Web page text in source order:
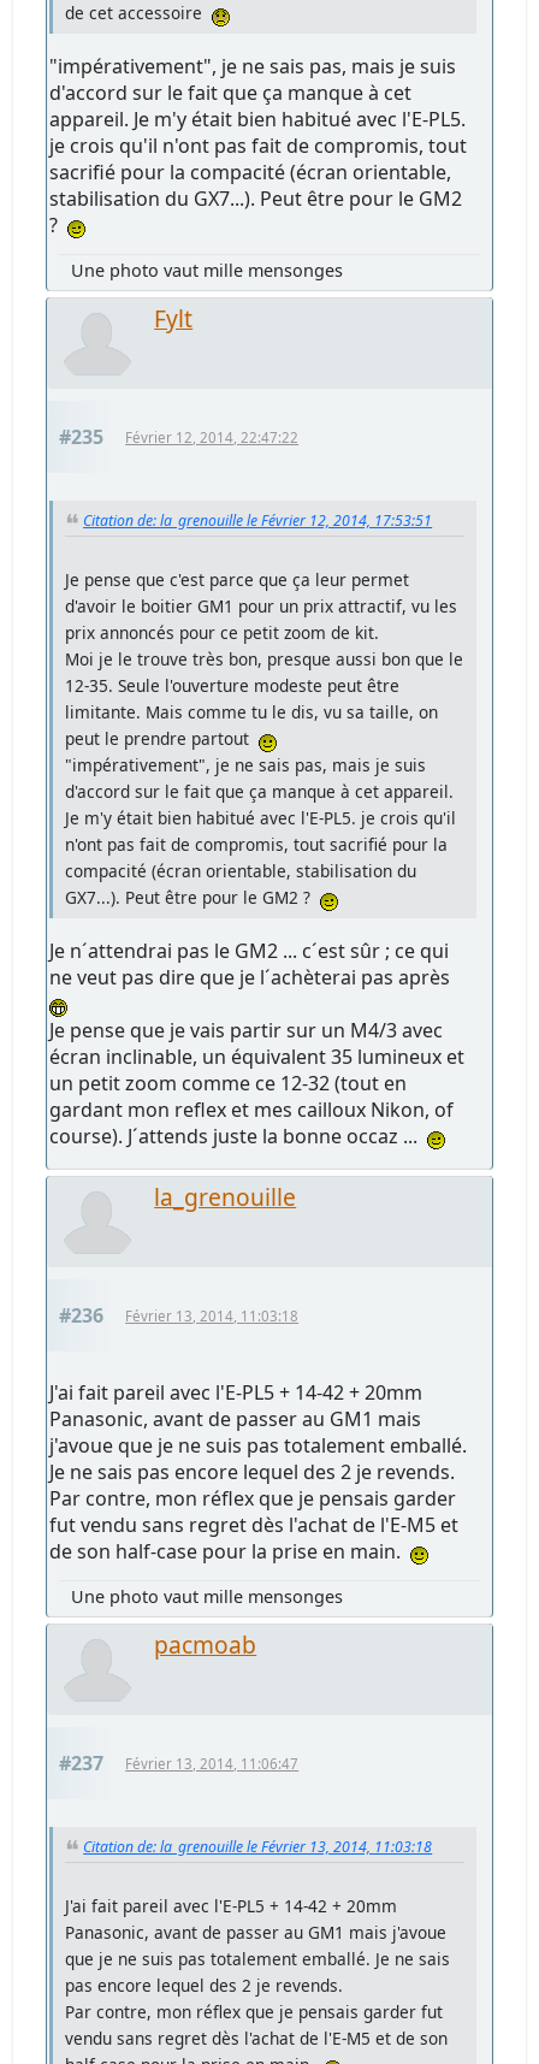
de cet accessoire
"impérativement", je ne sais pas, mais je suis
d'accord sur le fait que ça manque à cet
appareil. Je m'y était bien habitué avec l'E-PL5.
je crois qu'il n'ont pas fait de compromis, tout
sacrifié pour la compacité (écran orientable,
stabilisation du GX7...). Peut être pour le GM2
?
Une photo vaut mille mensonges
Fylt
#235 Février 12, 2014, 22:47:22
Citation de: la_grenouille le Février 12, 2014, 17:53:51
Je pense que c'est parce que ça leur permet
d'avoir le boitier GM1 pour un prix attractif, vu les
prix annoncés pour ce petit zoom de kit.
Moi je le trouve très bon, presque aussi bon que le
12-35. Seule l'ouverture modeste peut être
limitante. Mais comme tu le dis, vu sa taille, on
peut le prendre partout
"impérativement", je ne sais pas, mais je suis
d'accord sur le fait que ça manque à cet appareil.
Je m'y était bien habitué avec l'E-PL5. je crois qu'il
n'ont pas fait de compromis, tout sacrifié pour la
compacité (écran orientable, stabilisation du
GX7...). Peut être pour le GM2 ?
Je n´attendrai pas le GM2 ... c´est sûr ; ce qui
ne veut pas dire que je l´achèterai pas après
Je pense que je vais partir sur un M4/3 avec
écran inclinable, un équivalent 35 lumineux et
un petit zoom comme ce 12-32 (tout en
gardant mon reflex et mes cailloux Nikon, of
course). J´attends juste la bonne occaz ...
la_grenouille
#236 Février 13, 2014, 11:03:18
J'ai fait pareil avec l'E-PL5 + 14-42 + 20mm
Panasonic, avant de passer au GM1 mais
j'avoue que je ne suis pas totalement emballé.
Je ne sais pas encore lequel des 2 je revends.
Par contre, mon réflex que je pensais garder
fut vendu sans regret dès l'achat de l'E-M5 et
de son half-case pour la prise en main.
Une photo vaut mille mensonges
pacmoab
#237 Février 13, 2014, 11:06:47
Citation de: la_grenouille le Février 13, 2014, 11:03:18
J'ai fait pareil avec l'E-PL5 + 14-42 + 20mm
Panasonic, avant de passer au GM1 mais j'avoue
que je ne suis pas totalement emballé. Je ne sais
pas encore lequel des 2 je revends.
Par contre, mon réflex que je pensais garder fut
vendu sans regret dès l'achat de l'E-M5 et de son